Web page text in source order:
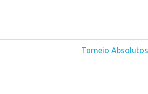
Next
Post:
Torneio Absolutos